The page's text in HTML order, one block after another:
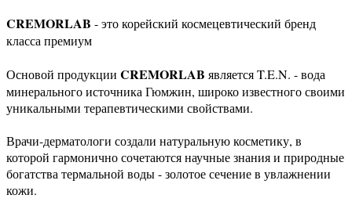
CREMORLAB - это корейский космецевтический бренд
класса премиум
Основой продукции CREMORLAB является T.E.N. - вода
минерального источника Гюмжин, широко известного своими
уникальными терапевтическими свойствами.
Врачи-дерматологи создали натуральную косметику, в
которой гармонично сочетаются научные знания и природные
богатства термальной воды - золотое сечение в увлажнении
кожи.